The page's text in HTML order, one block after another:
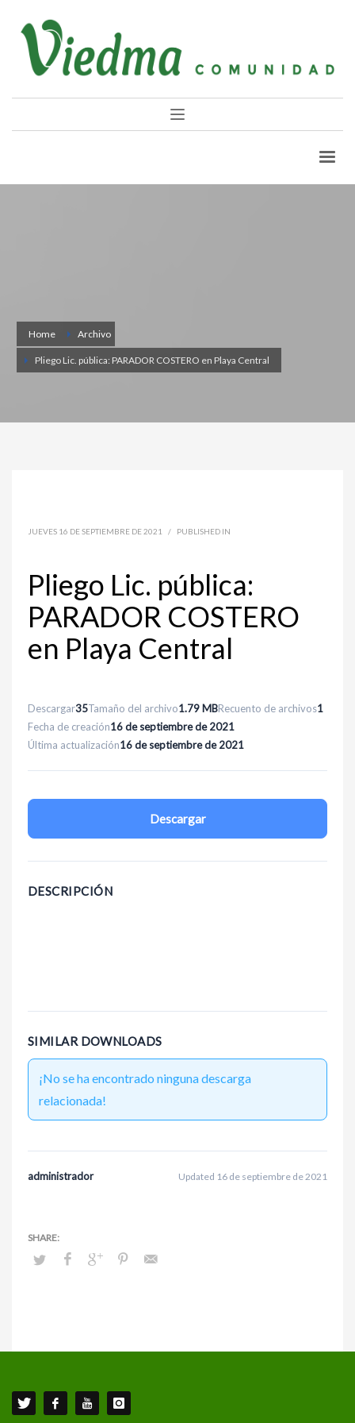
Home Archivo
Pliego Lic. pública: PARADOR COSTERO en Playa Central
JUEVES 16 DE SEPTIEMBRE DE 2021 / PUBLISHED IN
Pliego Lic. pública:
PARADOR COSTERO
en Playa Central
Descargar35Tamaño del archivo1.79 MBRecuento de archivos1
Fecha de creación16 de septiembre de 2021
Última actualización16 de septiembre de 2021
Descargar
DESCRIPCIÓN
SIMILAR DOWNLOADS
¡No se ha encontrado ninguna descarga
relacionada!
administrador Updated 16 de septiembre de 2021